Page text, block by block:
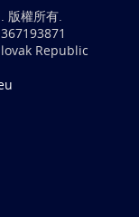
版權所有.
Republic